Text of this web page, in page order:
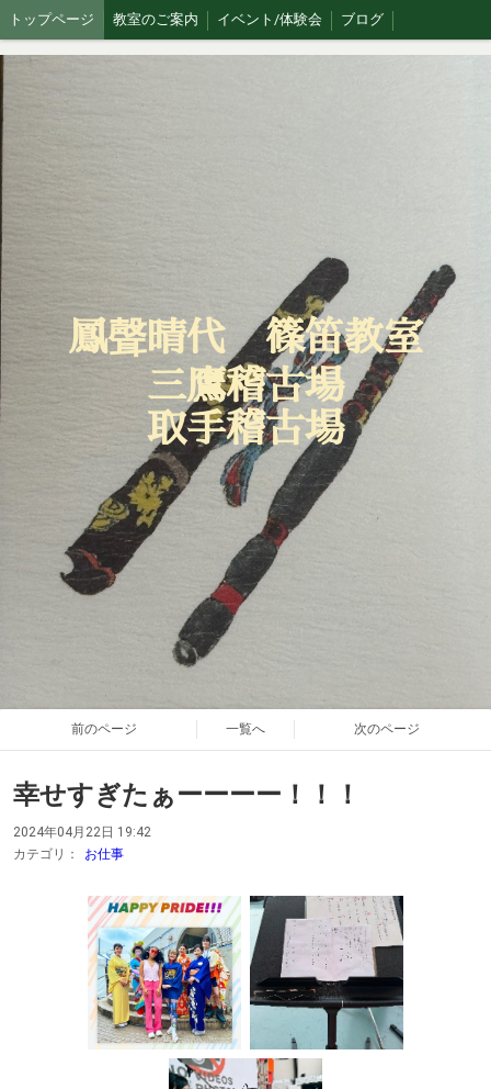
トップページ 教室のご案内 イベント/体験会 ブログ
鳳聲晴代 篠笛教室
三鷹稽古場
取手稽古場
前のページ 一覧へ 次のページ
幸せすぎたぁーーーー！！！
2024年04月22日 19:42
カテゴリ：
お仕事